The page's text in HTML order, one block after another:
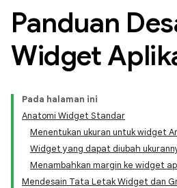
Panduan
Widget
Pada halaman ini
Anatomi Widget Standar
Menentukan ukuran untuk widget
Widget yang dapat diubah
Menambahkan margin ke widget
Mendesain Tata Letak Widget dan